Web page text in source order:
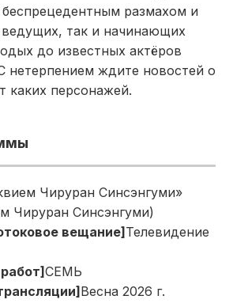
беспрецедентным размахом и
ведущих, так и начинающих
до известных актёров
нетерпением ждите новостей о
каких персонажей.
Чируран Синсэнгуми»
Чируран Синсэнгуми)
вещание]Телевидение
СЕМЬ
Весна 2026 г.